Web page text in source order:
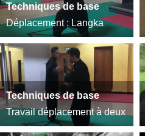
Techniques de base
Déplacement : Langka
Techniques de base
Travail déplacement à deux